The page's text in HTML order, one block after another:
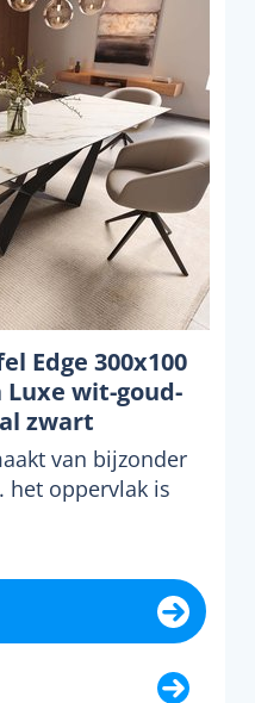
Edge 300x100
wit-goud-
zwart
van bijzonder
het oppervlak is